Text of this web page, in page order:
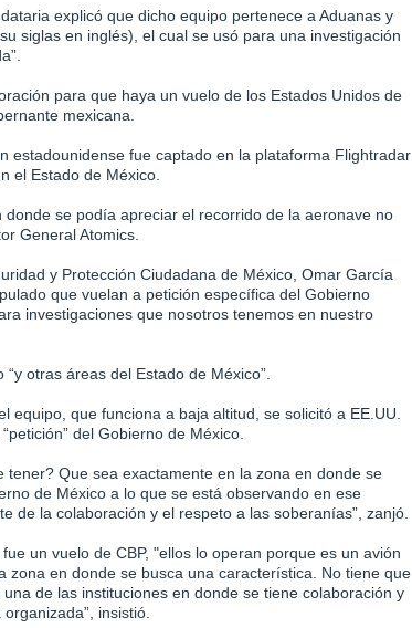
explicó que dicho equipo pertenece a Aduanas y
siglas en inglés), el cual se usó para una investigación
para que haya un vuelo de los Estados Unidos de
mexicana.
estadounidense fue captado en la plataforma Flightradar
el Estado de México.
se podía apreciar el recorrido de la aeronave no
General Atomics.
y Protección Ciudadana de México, Omar García
que vuelan a petición específica del Gobierno
investigaciones que nosotros tenemos en nuestro
otras áreas del Estado de México”.
que funciona a baja altitud, se solicitó a EE.UU.
del Gobierno de México.
Que sea exactamente en la zona en donde se
de México a lo que se está observando en ese
de la colaboración y el respeto a las soberanías”, zanjó.
un vuelo de CBP, "ellos lo operan porque es un avión
zona en donde se busca una característica. No tiene que
de las instituciones en donde se tiene colaboración y
insistió.